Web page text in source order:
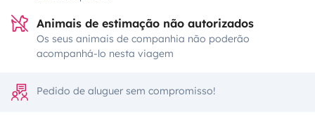
Animais de estimação não autorizados
Os seus animais de companhia não poderão
acompanhá-lo nesta viagem
Pedido de aluguer sem compromisso!